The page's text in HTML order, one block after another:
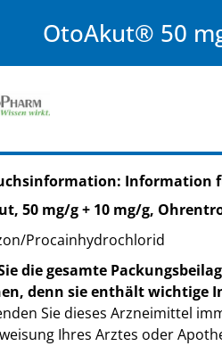
OtoAkut® 50
Information
50 mg/g + 10 mg/g,
Procainhydrochlorid
die gesamte
denn sie enthält wichtige
Sie dieses Arzneimittel
Ihres Arztes oder